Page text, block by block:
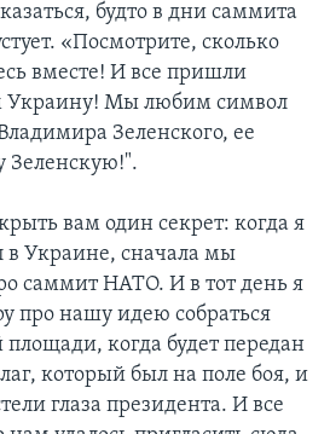
будто в дни саммита
«Посмотрите, сколько
вместе! И все пришли
Украину! Мы любим символ
Зеленского, ее
Зеленскую!".
вам один секрет: когда я
в Украине, сначала мы
саммит НАТО. И в тот день я
про нашу идею собраться
когда будет передан
который был на поле боя, и
глаза президента. И все